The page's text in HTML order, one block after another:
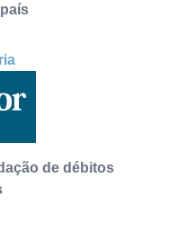
de débitos